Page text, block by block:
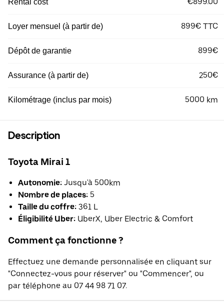
Rental cost
Loyer mensuel (à partir de) 899€ TTC
Dépôt de garantie 899€
Assurance (à partir de) 250€
Kilométrage (inclus par mois) 5000 km
Description
Toyota Mirai 1
Autonomie: Jusqu'à 500km
Nombre de places: 5
Taille du coffre: 361 L
Éligibilité Uber: UberX, Uber Electric & Comfort
Comment ça fonctionne ?
Effectuez une demande personnalisée en cliquant sur
"Connectez-vous pour réserver" ou "Commencer", ou
par téléphone au 07 44 98 71 07.